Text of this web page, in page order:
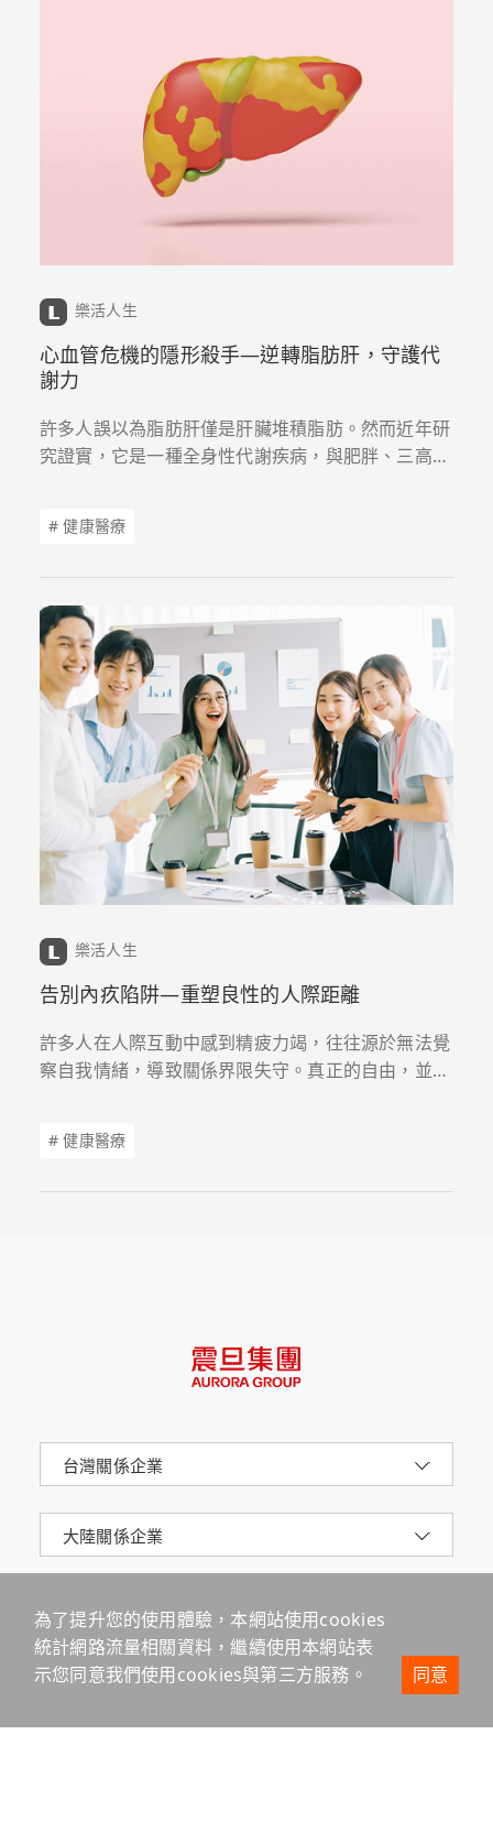
樂活人生
心血管危機的隱形殺手—逆轉脂肪肝，守護代
謝力
許多人誤以為脂肪肝僅是肝臟堆積脂肪。然而近年研
究證實，它是一種全身性代謝疾病，與肥胖、三高及
# 健康醫療
樂活人生
告別內疚陷阱—重塑良性的人際距離
許多人在人際互動中感到精疲力竭，往往源於無法覺
察自我情緒，導致關係界限失守。真正的自由，並非
柔中帶有堅定，找回心理空間的掌控權。
# 健康醫療
台灣關係企業
大陸關係企業
為了提升您的使用體驗，本網站使用cookies
統計網路流量相關資料，繼續使用本網站表
示您同意我們使用cookies與第三方服務。
同意